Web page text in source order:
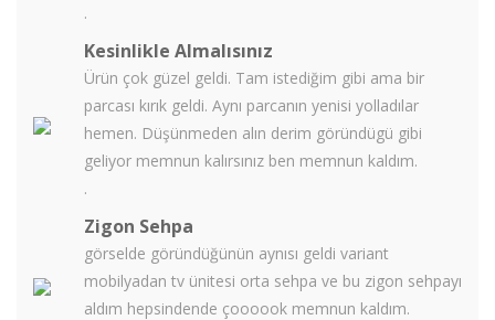
.
Kesinlikle Almalısınız
Ürün çok güzel geldi. Tam istediğim gibi ama bir
parcası kırık geldi. Aynı parcanın yenisi yolladılar
hemen. Düşünmeden alın derim göründügü gibi
geliyor memnun kalırsınız ben memnun kaldım.
.
Zigon Sehpa
görselde göründüğünün aynısı geldi variant
mobilyadan tv ünitesi orta sehpa ve bu zigon sehpayı
aldım hepsindende çoooook memnun kaldım.